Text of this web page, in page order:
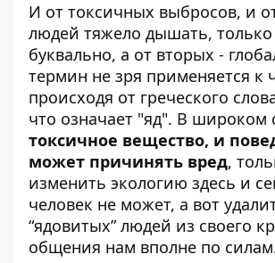
И от токсичных выбросов, и
людей тяжело дышать,
буквально, а от вторых -
термин не зря применяется к
происходя от греческого
что означает "яд". В широком
токсичное вещество, и
может причинять вред,
изменить экологию здесь и
человек не может, а вот
“ядовитых” людей из своего
общения нам вполне по